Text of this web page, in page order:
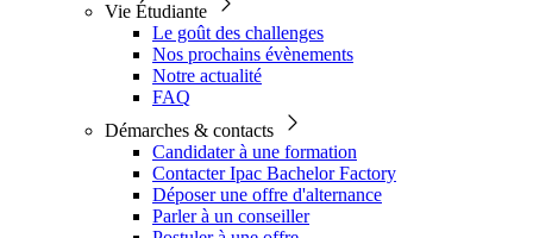
Vie Étudiante
Le goût des challenges
Nos prochains évènements
Notre actualité
FAQ
Démarches & contacts
Candidater à une formation
Contacter Ipac Bachelor Factory
Déposer une offre d'alternance
Parler à un conseiller